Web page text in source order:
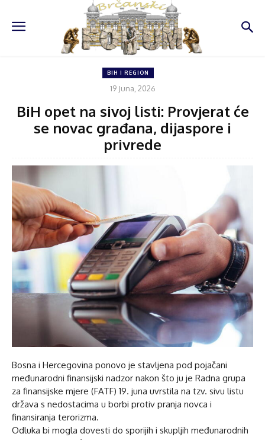
BIH I REGION
19 Juna, 2026
BiH opet na sivoj listi: Provjerat će
se novac građana, dijaspore i
privrede
Bosna i Hercegovina ponovo je stavljena pod pojačani
međunarodni finansijski nadzor nakon što ju je Radna grupa
za finansijske mjere (FATF) 19. juna uvrstila na tzv. sivu listu
država s nedostacima u borbi protiv pranja novca i
finansiranja terorizma.
Odluka bi mogla dovesti do sporijih i skupljih međunarodnih